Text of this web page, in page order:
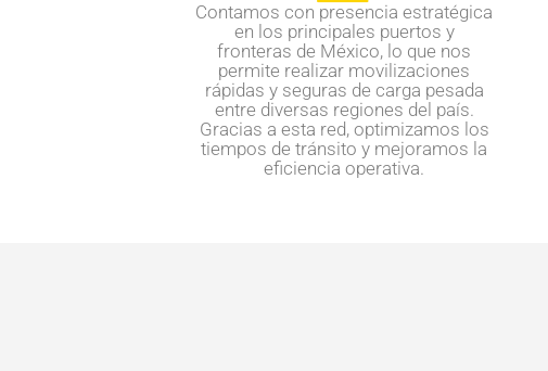
Contamos con presencia estratégica
en los principales puertos y
fronteras de México, lo que nos
permite realizar movilizaciones
rápidas y seguras de carga pesada
entre diversas regiones del país.
Gracias a esta red, optimizamos los
tiempos de tránsito y mejoramos la
eficiencia operativa.